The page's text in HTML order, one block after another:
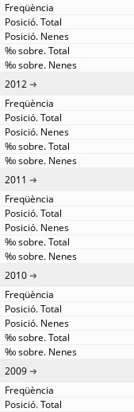
2012
2011
2010
2009